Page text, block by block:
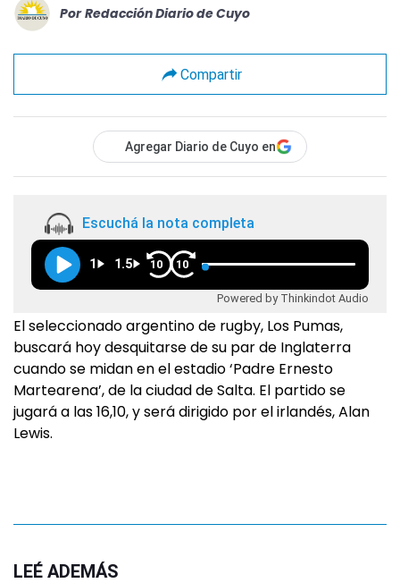
Por Redacción Diario de Cuyo
Compartir
Agregar Diario de Cuyo en
Escuchá la nota completa
1 1.5 10 10
Powered by Thinkindot Audio
El seleccionado argentino de rugby, Los Pumas,
buscará hoy desquitarse de su par de Inglaterra
cuando se midan en el estadio ‘Padre Ernesto
Martearena’, de la ciudad de Salta. El partido se
jugará a las 16,10, y será dirigido por el irlandés, Alan
Lewis.
LEÉ ADEMÁS